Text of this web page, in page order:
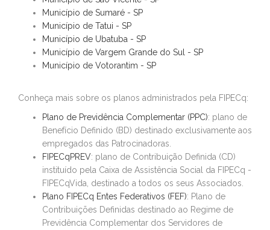
Município de Sumaré - SP
Município de Tatui - SP
Município de Ubatuba - SP
Município de Vargem Grande do Sul - SP
Município de Votorantim - SP
Conheça mais sobre os planos administrados pela FIPECq:
Plano de Previdência Complementar (PPC): plano de
Benefício Definido (BD) destinado exclusivamente aos
empregados das Patrocinadoras.
FIPECqPREV: plano de Contribuição Definida (CD)
instituído pela Caixa de Assistência Social da FIPECq -
FIPECqVida, destinado a todos os seus Associados.
Plano FIPECq Entes Federativos (FEF): Plano de
Contribuições Definidas destinado ao Regime de
Previdência Complementar dos Servidores de